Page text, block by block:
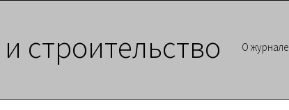
строительство О журнале